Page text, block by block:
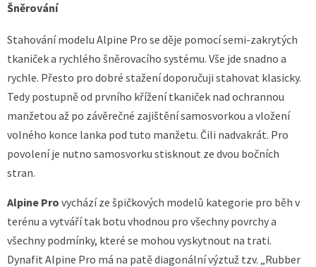
Šněrování
Stahování modelu Alpine Pro se děje pomocí semi-zakrytých
tkaniček a rychlého šněrovacího systému. Vše jde snadno a
rychle. Přesto pro dobré stažení doporučuji stahovat klasicky.
Tedy postupně od prvního křížení tkaniček nad ochrannou
manžetou až po závěrečné zajištění samosvorkou a vložení
volného konce lanka pod tuto manžetu. Čili nadvakrát. Pro
povolení je nutno samosvorku stisknout ze dvou bočních
stran.
Alpine Pro vychází ze špičkových modelů kategorie pro běh v
terénu a vytváří tak botu vhodnou pro všechny povrchy a
všechny podmínky, které se mohou vyskytnout na trati.
Dynafit Alpine Pro má na patě diagonální výztuž tzv. „Rubber